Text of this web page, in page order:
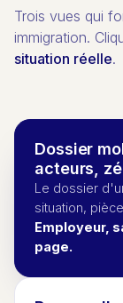
Trois vues qui
immigration.
situation réelle.
Dossier
acteurs,
Le dossier
situation,
Employeur,
page.